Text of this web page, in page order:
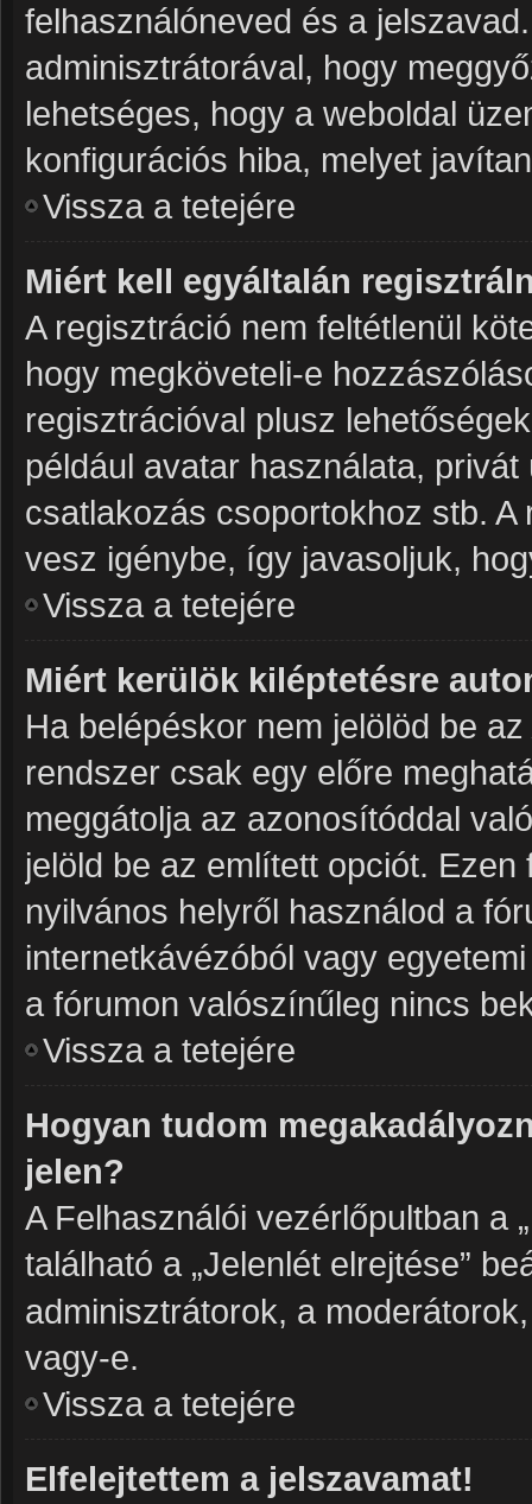
felhasználóneved és a
adminisztrátorával, hogy
lehetséges, hogy a weboldal
konfigurációs hiba, melyet
Vissza a tetejére
Miért kell egyáltalán
A regisztráció nem feltétlenül
hogy megköveteli-e
regisztrációval plusz
például avatar használata,
csatlakozás csoportokhoz stb.
vesz igénybe, így javasoljuk,
Vissza a tetejére
Miért kerülök kiléptetésre
Ha belépéskor nem jelölöd be az
rendszer csak egy előre
meggátolja az azonosítóddal
jelöld be az említett opciót.
nyilvános helyről használod a
internetkávézóból vagy
a fórumon valószínűleg nincs
Vissza a tetejére
Hogyan tudom
jelen?
A Felhasználói vezérlőpultban a
található a „Jelenlét elrejtése”
adminisztrátorok, a
vagy-e.
Vissza a tetejére
Elfelejtettem a jelszavamat!